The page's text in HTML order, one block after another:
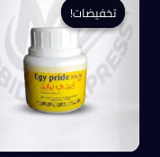
تخفيضات!
تخفيضات!